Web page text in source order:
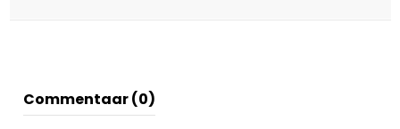
Commentaar (0)